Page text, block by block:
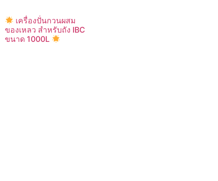
เครื่องปั่นกวนผสม
ของเหลว สำหรับถัง IBC
ขนาด 1000L